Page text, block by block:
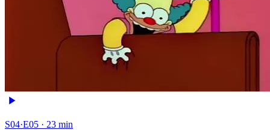
S04·E05 · 23 min